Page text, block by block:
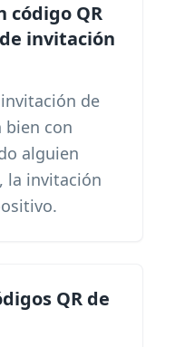
código QR
invitación
de
bien con
alguien
la invitación
QR de